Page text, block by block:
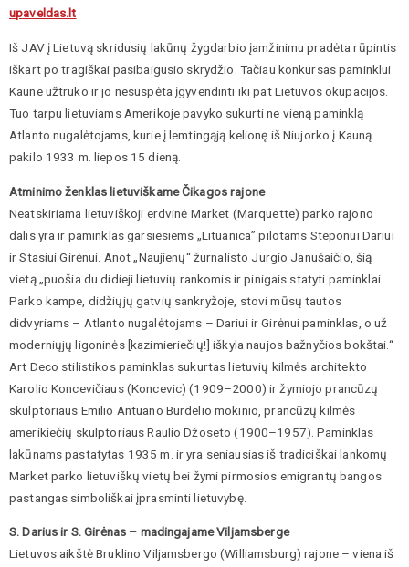
upaveldas.lt
Iš JAV į Lietuvą skridusių lakūnų žygdarbio įamžinimu pradėta rūpintis
iškart po tragiškai pasibaigusio skrydžio. Tačiau konkursas paminklui
Kaune užtruko ir jo nesuspėta įgyvendinti iki pat Lietuvos okupacijos.
Tuo tarpu lietuviams Amerikoje pavyko sukurti ne vieną paminklą
Atlanto nugalėtojams, kurie į lemtingąją kelionę iš Niujorko į Kauną
pakilo 1933 m. liepos 15 dieną.
Atminimo ženklas lietuviškame Čikagos rajone
Neatskiriama lietuviškoji erdvinė Market (Marquette) parko rajono
dalis yra ir paminklas garsiesiems „Lituanica” pilotams Steponui Dariui
ir Stasiui Girėnui. Anot „Naujienų“ žurnalisto Jurgio Janušaičio, šią
vietą „puošia du didieji lietuvių rankomis ir pinigais statyti paminklai.
Parko kampe, didžiųjų gatvių sankryžoje, stovi mūsų tautos
didvyriams – Atlanto nugalėtojams – Dariui ir Girėnui paminklas, o už
moderniųjų ligoninės [kazimieriečių!] iškyla naujos bažnyčios bokštai.“
Art Deco stilistikos paminklas sukurtas lietuvių kilmės architekto
Karolio Koncevičiaus (Koncevic) (1909–2000) ir žymiojo prancūzų
skulptoriaus Emilio Antuano Burdelio mokinio, prancūzų kilmės
amerikiečių skulptoriaus Raulio Džoseto (1900–1957). Paminklas
lakūnams pastatytas 1935 m. ir yra seniausias iš tradiciškai lankomų
Market parko lietuviškų vietų bei žymi pirmosios emigrantų bangos
pastangas simboliškai įprasminti lietuvybę.
S. Darius ir S. Girėnas – madingajame Viljamsberge
Lietuvos aikštė Bruklino Viljamsbergo (Williamsburg) rajone – viena iš